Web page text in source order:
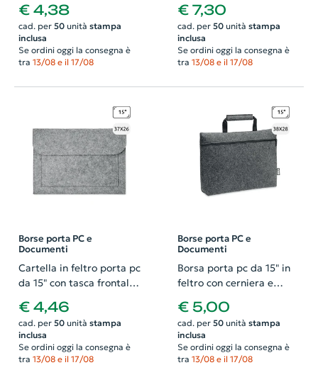
37x3.5x27.5cm
€ 4,38
cad. per 50unità stampa
inclusa
Se ordini oggi la consegna è
tra 13/08 e il 17/08
€ 7,30
cad. per 50unità stampa
inclusa
Se ordini oggi la consegna è
tra 13/08 e il 17/08
Borse porta PC e
Documenti
Cartella in feltro porta pc
da 15" con tasca frontale
37x26cm
€ 4,46
cad. per 50unità stampa
inclusa
Se ordini oggi la consegna è
tra 13/08 e il 17/08
Borse porta PC e
Documenti
Borsa porta pc da 15" in
feltro con cerniera e
tasca interna
38x6.5x28cm
€ 5,00
cad. per 50unità stampa
inclusa
Se ordini oggi la consegna è
tra 13/08 e il 17/08